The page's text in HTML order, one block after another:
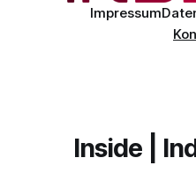
Impressum
Inside |